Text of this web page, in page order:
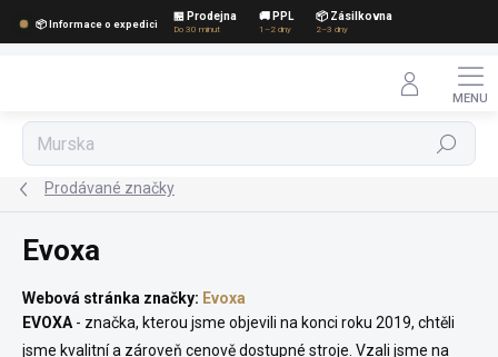
📦 Informace o expedici
🏪 Prodejna 🚚 PPL 📦 Zásilkovna
Do 30 minut 1–2 dny 2–3 dny
Hledat
Prodávané značky
Evoxa
Webová stránka značky: Evoxa
EVOXA - značka, kterou jsme objevili na konci roku 2019, chtěli
jsme kvalitní a zároveň cenově dostupné stroje. Vzali jsme na